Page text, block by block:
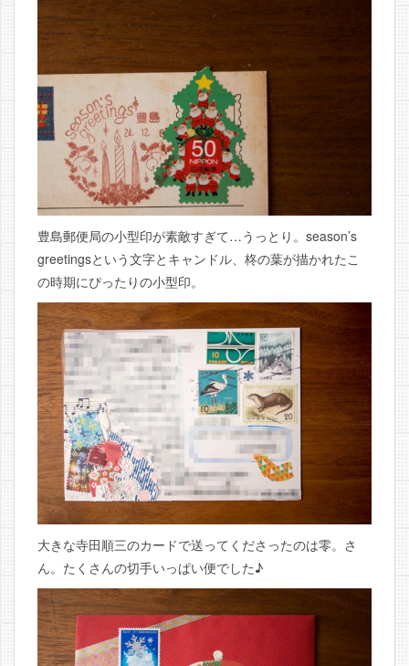
豊島郵便局の小型印が素敵すぎて…うっとり。season’s
greetingsという文字とキャンドル、柊の葉が描かれたこ
の時期にぴったりの小型印。
大きな寺田順三のカードで送ってくださったのは零。さ
ん。たくさんの切手いっぱい便でした♪